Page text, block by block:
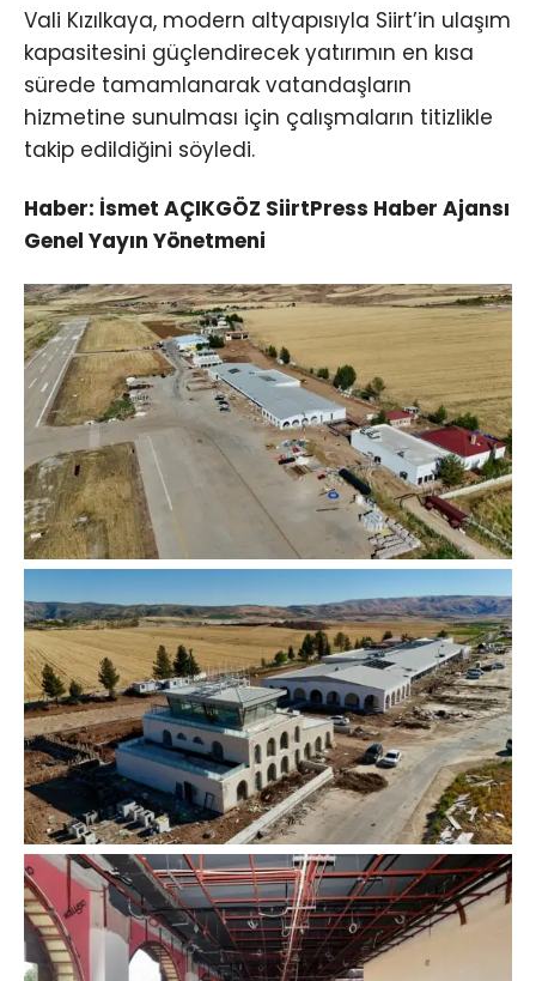
Vali Kızılkaya, modern altyapısıyla Siirt’in ulaşım
kapasitesini güçlendirecek yatırımın en kısa
sürede tamamlanarak vatandaşların
hizmetine sunulması için çalışmaların titizlikle
takip edildiğini söyledi.
Haber: İsmet AÇIKGÖZ SiirtPress Haber Ajansı
Genel Yayın Yönetmeni